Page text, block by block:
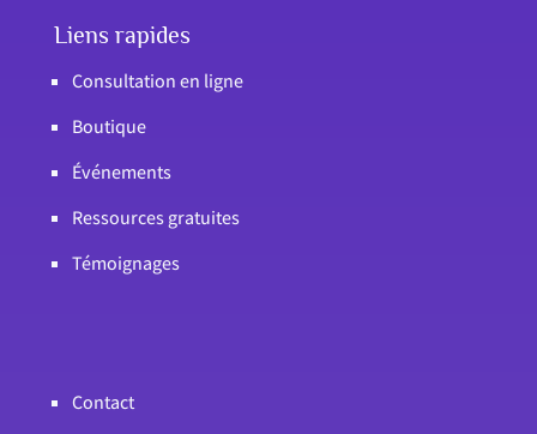
Liens rapides
Consultation en ligne
Boutique
Événements
Ressources gratuites
Témoignages
Contact